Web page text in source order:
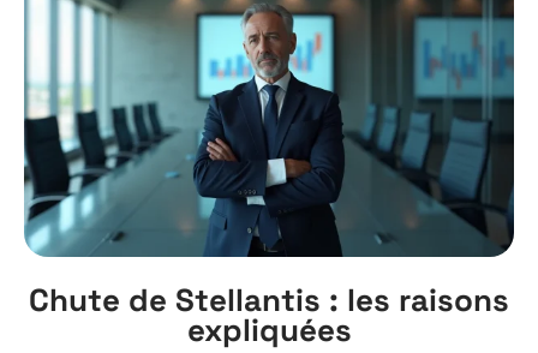
Chute de Stellantis : les raisons
expliquées